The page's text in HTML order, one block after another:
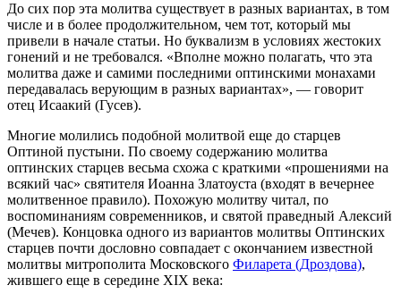
До сих пор эта молитва существует в разных вариантах, в том
числе и в более продолжительном, чем тот, который мы
привели в начале статьи. Но буквализм в условиях жестоких
гонений и не требовался. «Вполне можно полагать, что эта
молитва даже и самими последними оптинскими монахами
передавалась верующим в разных вариантах», — говорит
отец Исаакий (Гусев).
Многие молились подобной молитвой еще до старцев
Оптиной пустыни. По своему содержанию молитва
оптинских старцев весьма схожа с краткими «прошениями на
всякий час» святителя Иоанна Златоуста (входят в вечернее
молитвенное правило). Похожую молитву читал, по
воспоминаниям современников, и святой праведный Алексий
(Мечев). Концовка одного из вариантов молитвы Оптинских
старцев почти дословно совпадает с окончанием известной
молитвы митрополита Московского Филарета (Дроздова),
жившего еще в середине XIX века: